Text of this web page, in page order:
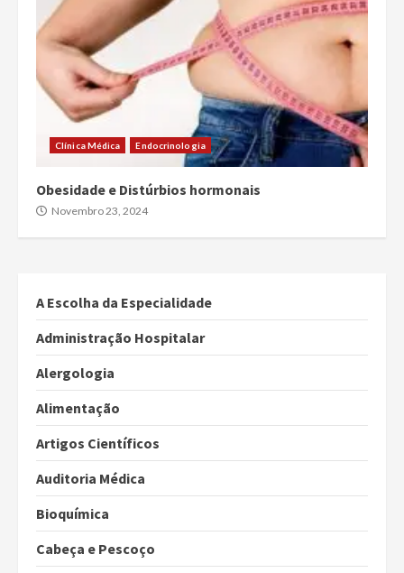
Clínica Médica Endocrinologia
Obesidade e Distúrbios hormonais
Novembro 23, 2024
A Escolha da Especialidade
Administração Hospitalar
Alergologia
Alimentação
Artigos Científicos
Auditoria Médica
Bioquímica
Cabeça e Pescoço